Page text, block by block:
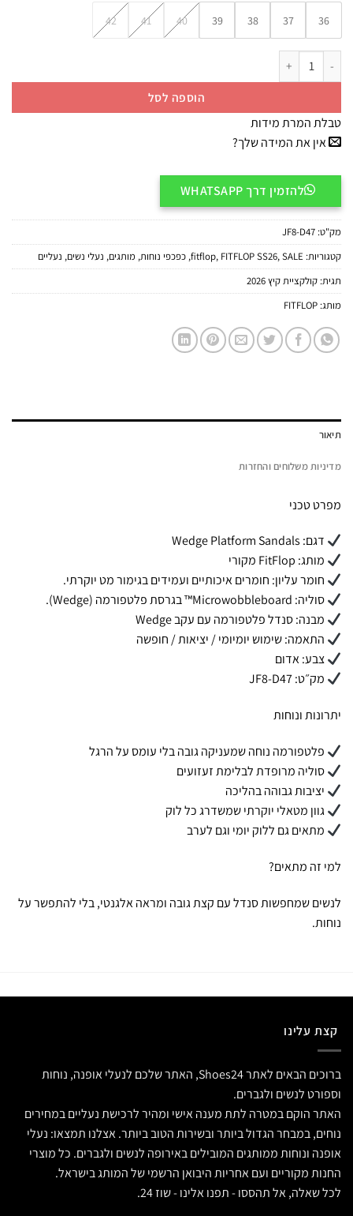
36
37
38
39
40
41
42
כמות של FitFlop Wedge Platform Sandals JF8-D47 סנדלי פלטפורמה לנשים בצבע אדום
הוספה לסל
טבלת המרת מידות
אין את המידה שלך?
להזמין דרך WHATSAPP
מק"ט: JF8-D47
קטגוריות:
fitflop, FITFLOP SS26,SALE
, כפכפי נוחות, מותגים, נעלי נשים, נעליים
תגית: קולקציית קיץ 2026
מותג: FITFLOP
תיאור
מדיניות משלוחים והחזרות
מפרט טכני
דגם: Wedge Platform Sandals
מותג: FitFlop מקורי
חומר עליון: חומרים איכותיים ועמידים בגימור מט יוקרתי.
סוליה: Microwobbleboard™ בגרסת פלטפורמה (Wedge).
מבנה: סנדל פלטפורמה עם עקב Wedge
התאמה: שימוש יומיומי / יציאות / חופשה
צבע: אדום
מק״ט: JF8-D47
יתרונות ונוחות
פלטפורמה נוחה שמעניקה גובה בלי עומס על הרגל
סוליה מרופדת לבלימת זעזועים
יציבות גבוהה בהליכה
גוון מטאלי יוקרתי שמשדרג כל לוק
מתאים גם ללוק יומי וגם לערב
למי זה מתאים?
לנשים שמחפשות סנדל עם קצת גובה ומראה אלגנטי, בלי להתפשר על
נוחות.
קצת עלינו
ברוכים הבאים לאתר Shoes24, האתר שלכם לנעלי אופנה, נוחות
וספורט לנשים ולגברים.
האתר הוקם במטרה לתת מענה אישי ומהיר לרכישת נעליים במחירים
נוחים, במבחר הגדול ביותר ובשירות הטוב ביותר. אצלנו תמצאו: נעלי
אופנה ונוחות ממותגים המובילים באירופה לנשים ולגברים. כל מוצרי
החנות מקוריים ועם אחריות היבואן הרשמי של המותג בישראל.
לכל שאלה, אל תהססו - תפנו אלינו - שוז 24.